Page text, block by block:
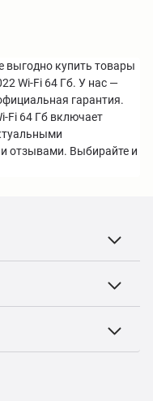
выгодно купить товары
Wi-Fi 64 Гб. У нас —
гарантия.
Fi 64 Гб включает
отзывами. Выбирайте и